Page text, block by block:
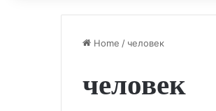
Home / человек
человек